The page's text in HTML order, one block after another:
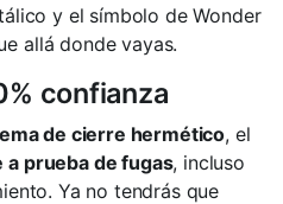
y el símbolo de Wonder
allá donde vayas.
confianza
de cierre hermético, el
prueba de fugas, incluso
Ya no tendrás que